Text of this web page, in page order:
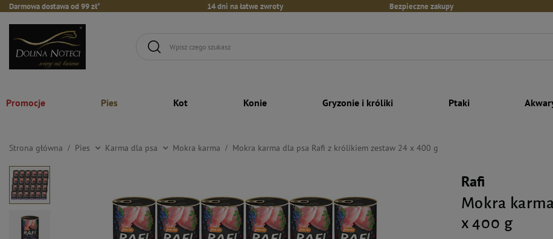
Darmowa dostawa od 99 zł* 14 dni na łatwe zwroty Bezpieczne zakupy
Promocje Pies Kot Konie Gryzonie i króliki Ptaki
Strona główna Pies Karma dla psa Mokra karma Mokra karma dla psa Rafi z królikiem zestaw 24 x 400 g
Rafi
Mokra
x 400 g